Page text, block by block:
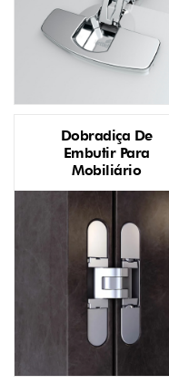
Dobradiça De
Embutir Para
Mobiliário